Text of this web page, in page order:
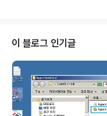
결. ..
이 블로그 인기글